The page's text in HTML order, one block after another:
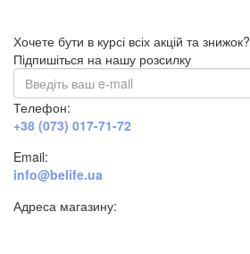
Хочете бути в курсі всіх акцій та знижок?
Підпишіться на нашу розсилку
Телефон:
+38 (073) 017-71-72
Email:
info@belife.ua
Адреса магазину: